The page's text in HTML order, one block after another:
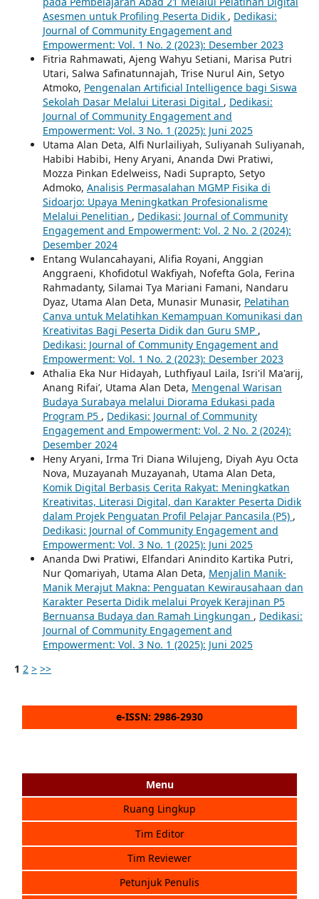
Asesmen untuk Profiling Peserta Didik , Dedikasi:
Journal of Community Engagement and
Empowerment: Vol. 1 No. 2 (2023): Desember 2023
Fitria Rahmawati, Ajeng Wahyu Setiani, Marisa Putri
Utari, Salwa Safinatunnajah, Trise Nurul Ain, Setyo
Atmoko, Pengenalan Artificial Intelligence bagi Siswa
Sekolah Dasar Melalui Literasi Digital , Dedikasi:
Journal of Community Engagement and
Empowerment: Vol. 3 No. 1 (2025): Juni 2025
Utama Alan Deta, Alfi Nurlailiyah, Suliyanah Suliyanah,
Habibi Habibi, Heny Aryani, Ananda Dwi Pratiwi,
Mozza Pinkan Edelweiss, Nadi Suprapto, Setyo
Admoko, Analisis Permasalahan MGMP Fisika di
Sidoarjo: Upaya Meningkatkan Profesionalisme
Melalui Penelitian , Dedikasi: Journal of Community
Engagement and Empowerment: Vol. 2 No. 2 (2024):
Desember 2024
Entang Wulancahayani, Alifia Royani, Anggian
Anggraeni, Khofidotul Wakfiyah, Nofefta Gola, Ferina
Rahmadanty, Silamai Tya Mariani Famani, Nandaru
Dyaz, Utama Alan Deta, Munasir Munasir, Pelatihan
Canva untuk Melatihkan Kemampuan Komunikasi dan
Kreativitas Bagi Peserta Didik dan Guru SMP ,
Dedikasi: Journal of Community Engagement and
Empowerment: Vol. 1 No. 2 (2023): Desember 2023
Athalia Eka Nur Hidayah, Luthfiyaul Laila, Isri'il Ma'arij,
Anang Rifai’, Utama Alan Deta, Mengenal Warisan
Budaya Surabaya melalui Diorama Edukasi pada
Program P5 , Dedikasi: Journal of Community
Engagement and Empowerment: Vol. 2 No. 2 (2024):
Desember 2024
Heny Aryani, Irma Tri Diana Wilujeng, Diyah Ayu Octa
Nova, Muzayanah Muzayanah, Utama Alan Deta,
Komik Digital Berbasis Cerita Rakyat: Meningkatkan
Kreativitas, Literasi Digital, dan Karakter Peserta Didik
dalam Projek Penguatan Profil Pelajar Pancasila (P5) ,
Dedikasi: Journal of Community Engagement and
Empowerment: Vol. 3 No. 1 (2025): Juni 2025
Ananda Dwi Pratiwi, Elfandari Anindito Kartika Putri,
Nur Qomariyah, Utama Alan Deta, Menjalin Manik-
Manik Merajut Makna: Penguatan Kewirausahaan dan
Karakter Peserta Didik melalui Proyek Kerajinan P5
Bernuansa Budaya dan Ramah Lingkungan , Dedikasi:
Journal of Community Engagement and
Empowerment: Vol. 3 No. 1 (2025): Juni 2025
1 2 > >>
e-ISSN: 2986-2930
Menu
Ruang Lingkup
Tim Editor
Tim Reviewer
Petunjuk Penulis